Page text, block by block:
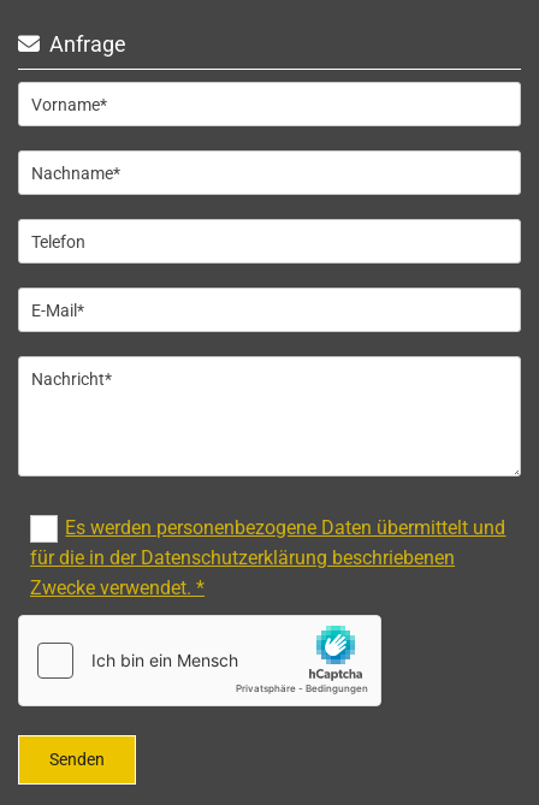
 Anfrage
Es werden personenbezogene Daten übermittelt und
für die in der Datenschutzerklärung beschriebenen
Zwecke verwendet. *